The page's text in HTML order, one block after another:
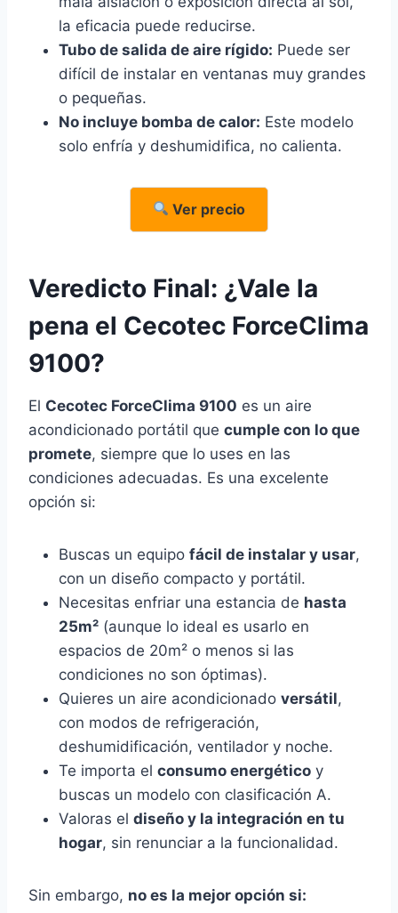
la eficacia puede reducirse.
Tubo de salida de aire rígido: Puede ser
difícil de instalar en ventanas muy grandes
o pequeñas.
No incluye bomba de calor: Este modelo
solo enfría y deshumidifica, no calienta.
Ver precio
Veredicto Final: ¿Vale la
pena el Cecotec ForceClima
9100?
El Cecotec ForceClima 9100 es un aire
acondicionado portátil que cumple con lo que
promete, siempre que lo uses en las
condiciones adecuadas. Es una excelente
opción si:
Buscas un equipo fácil de instalar y usar,
con un diseño compacto y portátil.
Necesitas enfriar una estancia de hasta
25m² (aunque lo ideal es usarlo en
espacios de 20m² o menos si las
condiciones no son óptimas).
Quieres un aire acondicionado versátil,
con modos de refrigeración,
deshumidificación, ventilador y noche.
Te importa el consumo energético y
buscas un modelo con clasificación A.
Valoras el diseño y la integración en tu
hogar, sin renunciar a la funcionalidad.
Sin embargo, no es la mejor opción si: